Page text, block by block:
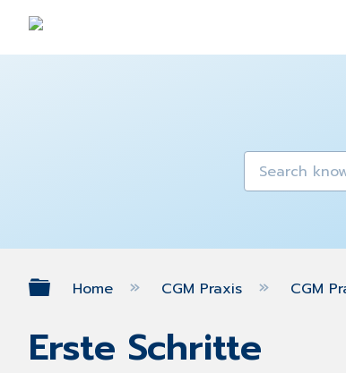
Expand/collapse global
Home CGM Praxis CGM
Erste Schritte